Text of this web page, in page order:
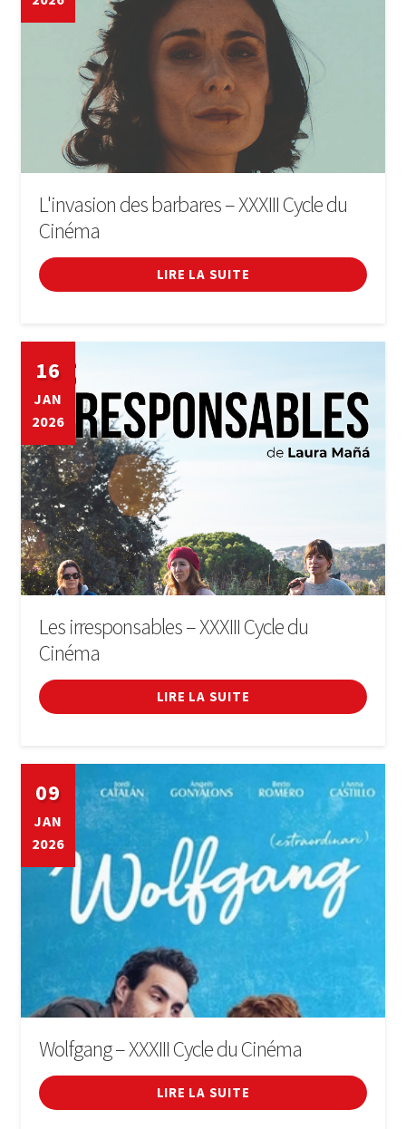
L'invasion des barbares – XXXIII Cycle du
Cinéma
LIRE LA SUITE
16
JAN
2026
Les irresponsables – XXXIII Cycle du
Cinéma
LIRE LA SUITE
09
JAN
2026
Wolfgang – XXXIII Cycle du Cinéma
LIRE LA SUITE